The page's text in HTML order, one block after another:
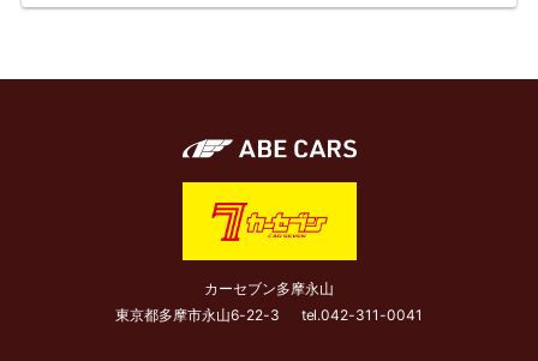
カーセブン多摩永山
東京都多摩市永山6-22-3
tel.042-311-0041